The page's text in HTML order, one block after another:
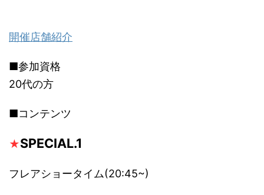
開催店舗紹介
■参加資格
20代の方
■コンテンツ
★SPECIAL.1
フレアショータイム(20:45~)